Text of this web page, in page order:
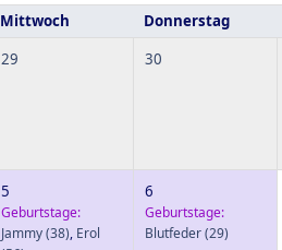
Mittwoch Donnerstag
29 30
5
Geburtstage:
Jammy(38), Erol
6
Geburtstage:
Blutfeder(29)